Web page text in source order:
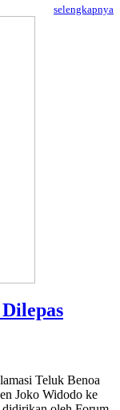
selengkapnya
Teluk Benoa
Joko Widodo ke